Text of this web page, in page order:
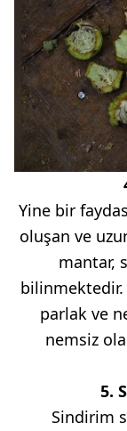
Yine bir
oluşan ve
mantar,
bilinmektedir.
parlak ve
nemsiz
5.
Sindirim